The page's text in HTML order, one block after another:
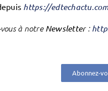
https://
à notre Newsletter:
Abonnez-